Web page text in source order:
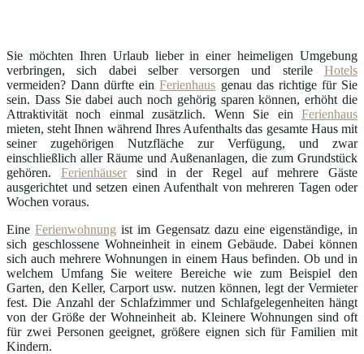
Sie möchten Ihren Urlaub lieber in einer heimeligen Umgebung
verbringen, sich dabei selber versorgen und sterile Hotels
vermeiden? Dann dürfte einFerienhaus genau das richtige für Sie
sein. Dass Sie dabei auch noch gehörig sparen können, erhöht die
Attraktivität noch einmal zusätzlich. Wenn Sie ein Ferienhaus
mieten, steht Ihnen während Ihres Aufenthalts das gesamte Haus mit
seiner zugehörigen Nutzfläche zur Verfügung, und zwar
einschließlich aller Räume und Außenanlagen, die zum Grundstück
gehören. Ferienhäusersind in der Regel auf mehrere Gäste
ausgerichtet und setzen einen Aufenthalt von mehreren Tagen oder
Wochen voraus.
EineFerienwohnung ist im Gegensatz dazu eine eigenständige, in
sich geschlossene Wohneinheit in einem Gebäude. Dabei können
sich auch mehrere Wohnungen in einem Haus befinden. Ob und in
welchem Umfang Sie weitere Bereiche wie zum Beispiel den
Garten, den Keller, Carport usw. nutzen können, legt der Vermieter
fest. Die Anzahl der Schlafzimmer und Schlafgelegenheiten hängt
von der Größe der Wohneinheit ab. Kleinere Wohnungen sind oft
für zwei Personen geeignet, größere eignen sich für Familien mit
Kindern.